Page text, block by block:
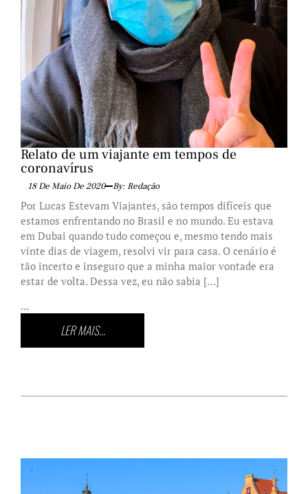
Relato de um viajante em tempos de
coronavírus
18 De Maio De 2020 By: Redação
Por Lucas Estevam Viajantes, são tempos difíceis que
estamos enfrentando no Brasil e no mundo. Eu estava
em Dubai quando tudo começou e, mesmo tendo mais
vinte dias de viagem, resolvi vir para casa. O cenário é
tão incerto e inseguro que a minha maior vontade era
estar de volta. Dessa vez, eu não sabia […]
...
LER MAIS...